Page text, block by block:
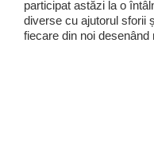
participat astăzi la o
diverse cu ajutorul sforii
fiecare din noi